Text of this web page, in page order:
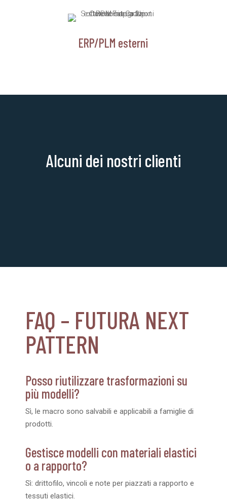
ERP/PLM esterni
Alcuni dei nostri clienti
FAQ – FUTURA NEXT
PATTERN
Posso riutilizzare trasformazioni su
più modelli?
Sì, le macro sono salvabili e applicabili a famiglie di
prodotti.
Gestisce modelli con materiali elastici
o a rapporto?
Sì: drittofilo, vincoli e note per piazzati a rapporto e
tessuti elastici.